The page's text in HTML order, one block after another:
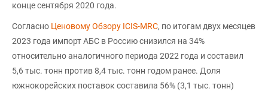
конце сентября 2020 года.
Согласно Ценовому Обзору ICIS-MRC, по итогам двух месяцев
2023 года импорт АБС в Россию снизился на 34%
относительно аналогичного периода 2022 года и составил
5,6 тыс. тонн против 8,4 тыс. тонн годом ранее. Доля
южнокорейских поставок составила 56% (3,1 тыс. тонн)